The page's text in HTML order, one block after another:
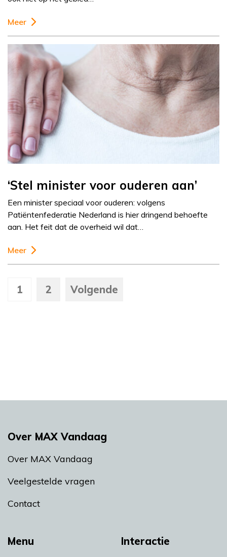
Meer
‘Stel minister voor ouderen aan’
Een minister speciaal voor ouderen: volgens
Patiëntenfederatie Nederland is hier dringend behoefte
aan. Het feit dat de overheid wil dat…
Meer
1 2 Volgende
Menu Interactie
Over MAX Vandaag
Over MAX Vandaag
Veelgestelde vragen
Contact